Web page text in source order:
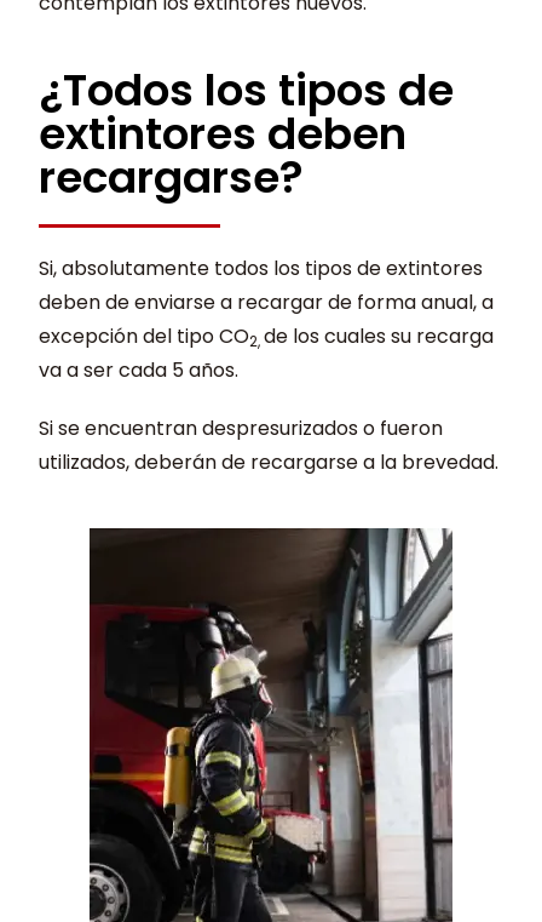
¿Todos los tipos de
extintores deben
recargarse?
Si, absolutamente todos los tipos de extintores
deben de enviarse a recargar de forma anual, a
excepción del tipo CO2,de los cuales su recarga
va a ser cada 5 años.
Si se encuentran despresurizados o fueron
utilizados, deberán de recargarse a la brevedad.